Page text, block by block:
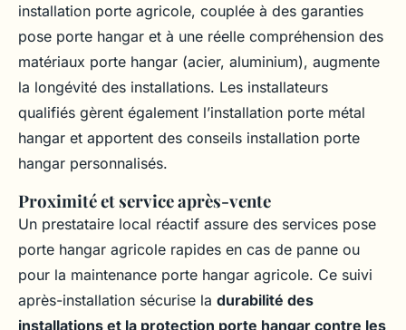
installation porte agricole, couplée à des garanties
pose porte hangar et à une réelle compréhension des
matériaux porte hangar (acier, aluminium), augmente
la longévité des installations. Les installateurs
qualifiés gèrent également l’installation porte métal
hangar et apportent des conseils installation porte
hangar personnalisés.
Proximité et service après-vente
Un prestataire local réactif assure des services pose
porte hangar agricole rapides en cas de panne ou
pour la maintenance porte hangar agricole. Ce suivi
après-installation sécurise la durabilité des
installations et la protection porte hangar contre les